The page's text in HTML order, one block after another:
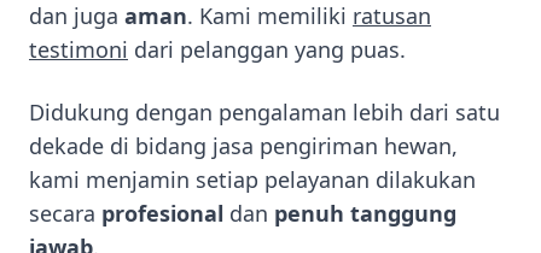
dan juga aman. Kami memiliki ratusan
testimoni dari pelanggan yang puas.
Didukung dengan pengalaman lebih dari satu
dekade di bidang jasa pengiriman hewan,
kami menjamin setiap pelayanan dilakukan
secara profesional dan penuh tanggung
jawab.